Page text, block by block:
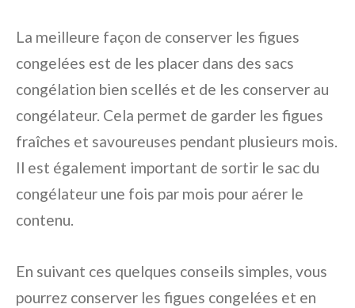
La meilleure façon de conserver les figues
congelées est de les placer dans des sacs
congélation bien scellés et de les conserver au
congélateur. Cela permet de garder les figues
fraîches et savoureuses pendant plusieurs mois.
Il est également important de sortir le sac du
congélateur une fois par mois pour aérer le
contenu.
En suivant ces quelques conseils simples, vous
pourrez conserver les figues congelées et en